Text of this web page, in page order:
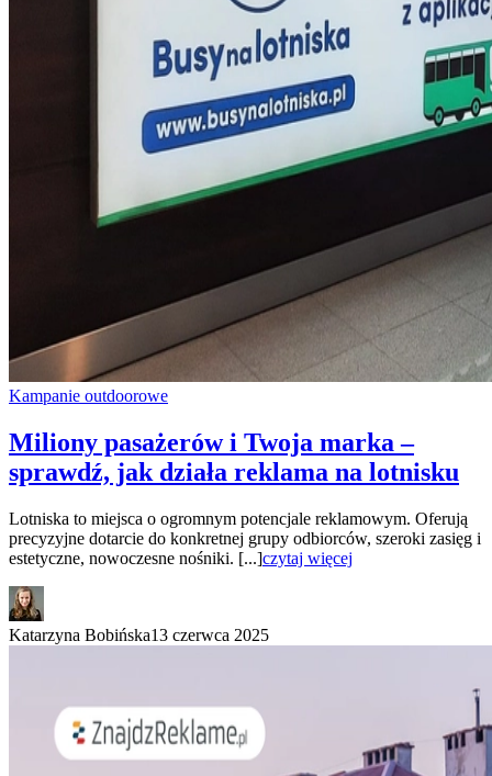
Kampanie outdoorowe
Miliony pasażerów i Twoja marka –
sprawdź, jak działa reklama na lotnisku
Lotniska to miejsca o ogromnym potencjale reklamowym. Oferują
precyzyjne dotarcie do konkretnej grupy odbiorców, szeroki zasięg i
estetyczne, nowoczesne nośniki. [...]czytaj więcej
Katarzyna Bobińska13 czerwca 2025